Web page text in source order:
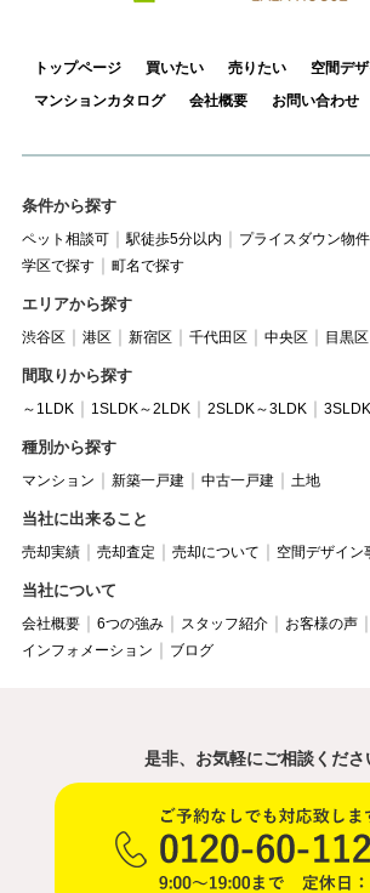
トップページ 買いたい 売りたい
空間デ
マンションカタログ
会社概要 お問い合わせ
条件から探す
ペット相談可 駅徒歩5分以内 プライスダウン物件
学区で探す
町名で探す
エリアから探す
渋谷区 港区 新宿区 千代田区 中央区 目黒区
間取りから探す
～1LDK 1SLDK～2LDK 2SLDK～3LDK
種別から探す
マンション 新築一戸建 中古一戸建 土地
当社に出来ること
売却実績 売却査定 売却について 空間デザイン
当社について
会社概要 6つの強み スタッフ紹介
お客様の声
インフォメーション
ブログ
是非、お気軽にご相談くださ